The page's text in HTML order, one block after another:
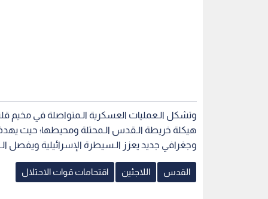
وتشكل الـعمليات العسكرية الـمتواصلة في مخيم
هيكلة خريطة الـقدس الـمحتلة ومحيطها؛ حيث
وجغرافي جديد يعزز الـسيطرة الإسرائيلية ويفصل
القدس اللاجئين اقتحامات قوات الاحتلال